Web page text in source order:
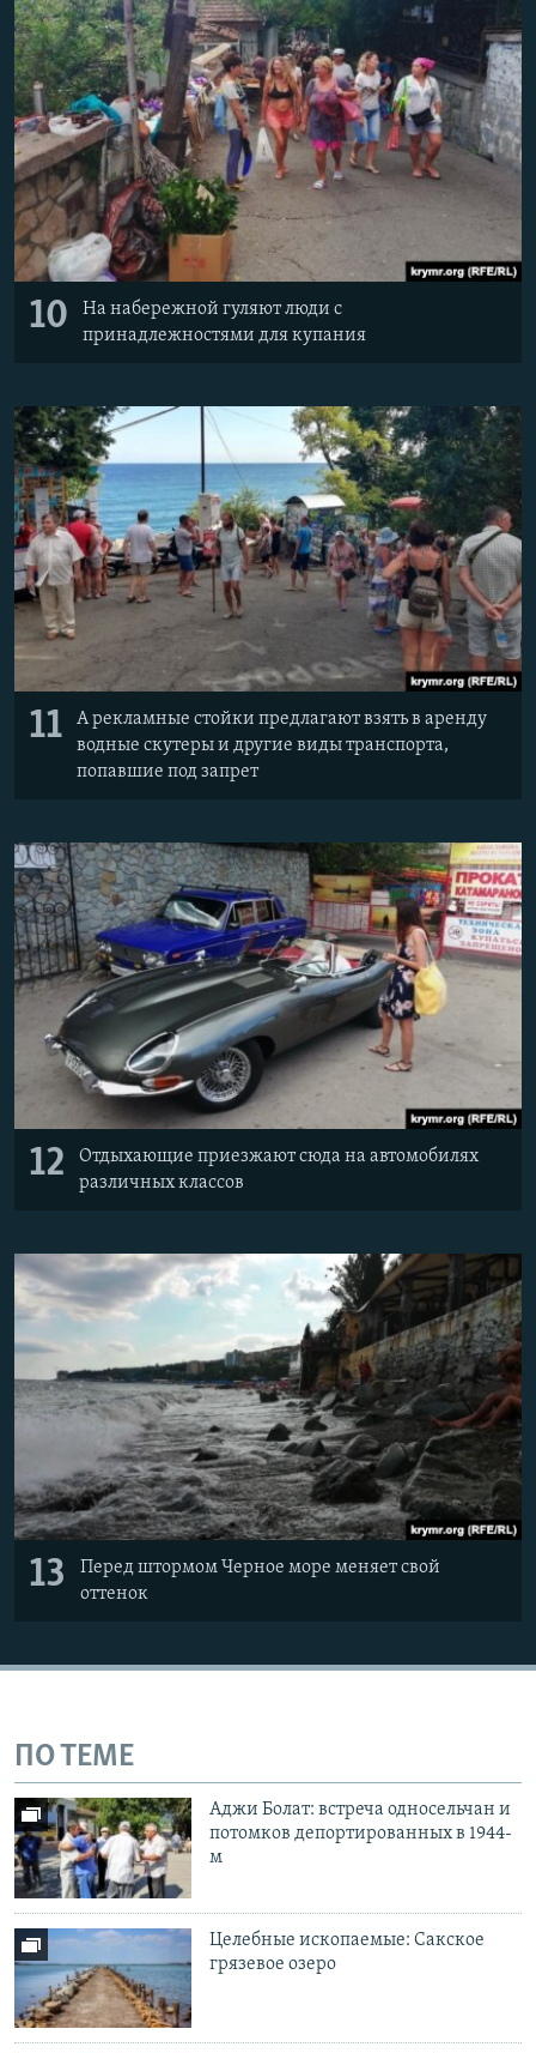
10
На набережной гуляют люди с
принадлежностями для купания
11
А рекламные стойки предлагают взять в аренду
водные скутеры и другие виды транспорта,
попавшие под запрет
12
Отдыхающие приезжают сюда на автомобилях
различных классов
13
Перед штормом Черное море меняет свой
оттенок
ПО ТЕМЕ
Аджи Болат: встреча односельчан и
потомков депортированных в 1944-
м
Целебные ископаемые: Сакское
грязевое озеро